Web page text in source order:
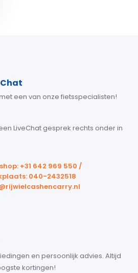
een van onze fietsspecialisten!
LiveChat gesprek rechts onder in
+31 642 969 550 /
040-2432518
en persoonlijk advies. Altijd
kortingen!